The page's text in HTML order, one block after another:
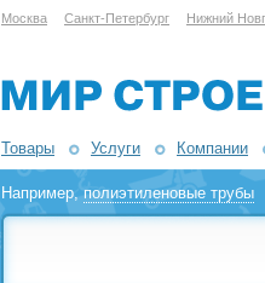
Москва Санкт-Петербург Нижний
Товары Услуги Компании
Например,полиэтиленовые трубы